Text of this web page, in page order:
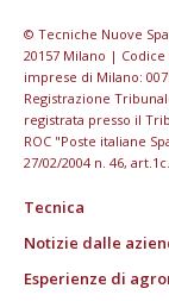
© Tecniche Nuove
20157 Milano |
imprese di Milano:
Registrazione
registrata presso il
ROC "Poste italiane
27/02/2004 n. 46,
Tecnica
Notizie dalle
Esperienze di